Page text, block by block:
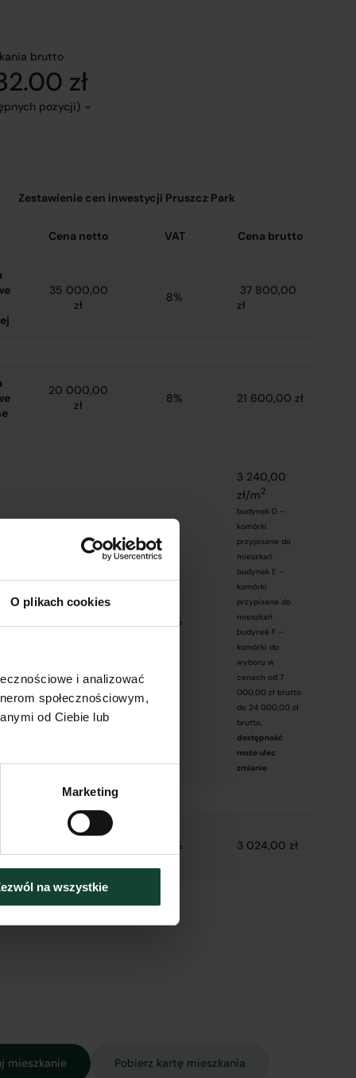
O plikach cookies
i analizować
społecznościowym,
od Ciebie lub
Marketing
na wszystkie
brutto
zł
pozycji)
Zestawienie cen inwestycji Pruszcz Park
Cena netto VAT Cena brutto
35 000,00
zł
8%
37 800,00
zł
20 000,00
zł
8% 21 600,00 zł
zł/m2 8%
3 240,00
zł/m2
budynek D –
komórki
przypisane do
mieszkań
budynek E –
komórki
przypisane do
mieszkań
budynek F –
komórki do
wyboru w
cenach od 7
000,00 zł brutto
do 24 000,00 zł
brutto,
dostępność
może ulec
zmianie
8% 3 024,00 zł
mieszkanie Pobierz kartę mieszkania